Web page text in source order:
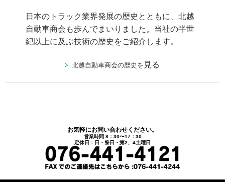
日本のトラック業界発展の歴史とともに、北越
自動車商会も歩んでまいりました。当社の半世
紀以上に及ぶ技術の歴史をご紹介します。
北越自動車商会の歴史を 見る
お気軽にお問い合わせください。
営業時間 8：30〜17：30
定休日：日・祭日・第2、4土曜日